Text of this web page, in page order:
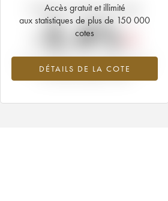
Accès gratuit et illimité
aux statistiques de plus de 150 000
cotes
DÉTAILS DE LA COTE
Tendance actuelle de la cote
-2.4%
Tendance à la baisse du millésime 2002
en 2026 par rapport à 2025